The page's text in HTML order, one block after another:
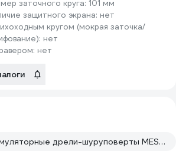
заточного круга: 101 мм
защитного экрана: нет
кругом (мокрая заточка/
нет
нет
Безударные аккумуляторные дрели-шуруповерты MESSER